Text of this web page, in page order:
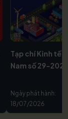
Tạp chí Kinh tế
Nam số 29-2026
Ngày phát hành:
18/07/2026